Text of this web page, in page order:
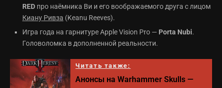
RED про наёмника Ви и его воображаемого друга с лицом
Киану Ривза (Keanu Reeves).
Игра года на гарнитуре Apple Vision Pro — Porta Nubi.
Головоломка в дополненной реальности.
Читать также:
Анонсы на Warhammer Skulls —